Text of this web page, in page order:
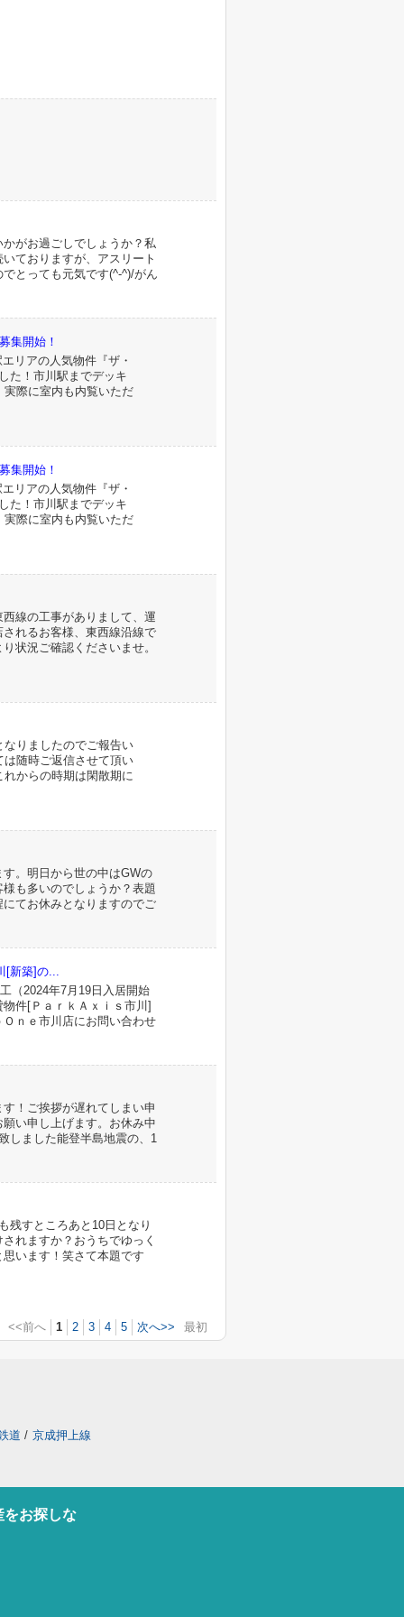
がお過ごしでしょうか？私
ておりますが、アスリート
とっても元気です(^-^)/がん
集開始！
リアの人気物件『ザ・
た！市川駅までデッキ
際に室内も内覧いただ
集開始！
リアの人気物件『ザ・
た！市川駅までデッキ
際に室内も内覧いただ
線の工事がありまして、運
れるお客様、東西線沿線で
状況ご確認くださいませ。
りましたのでご報告い
随時ご返信させて頂い
からの時期は閑散期に
。明日から世の中はGWの
も多いのでしょうか？表題
てお休みとなりますのでご
[新築]の...
（2024年7月19日入居開始
件[ＰａｒｋＡｘｉｓ市川]
ｎｅ市川店にお問い合わせ
！ご挨拶が遅れてしまい申
い申し上げます。お休み中
しました能登半島地震の、1
残すところあと10日となり
れますか？おうちでゆっく
います！笑さて本題です
<<前へ 1 2 3 4 5 次へ>> 最初
道 / 京成押上線
をお探しな